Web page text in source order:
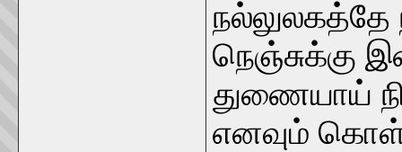
நெஞ்சுக்கு
துணையாய்
எனவும்